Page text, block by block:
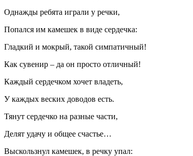
Однажды ребята играли у речки,
Попался им камешек в виде сердечка:
Гладкий и мокрый, такой симпатичный!
Как сувенир – да он просто отличный!
Каждый сердечком хочет владеть,
У каждых веских доводов есть.
Тянут сердечко на разные части,
Делят удачу и общее счастье…
Выскользнул камешек, в речку упал: